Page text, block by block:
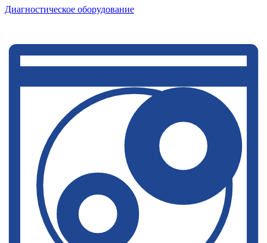
Диагностическое оборудование